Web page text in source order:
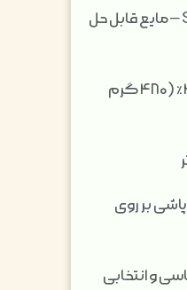
نوع فرمولاسیون: SL – مایع قابل حل
غلظت ماده مؤثر: ۴۸٪ (۴۸۰ گرم
بر روی
و انتخابی